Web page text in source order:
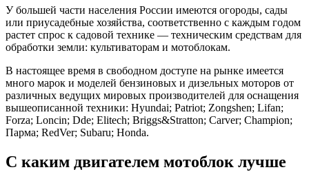
У большей части населения России имеются огороды, сады
или приусадебные хозяйства, соответственно с каждым годом
растет спрос к садовой технике — техническим средствам для
обработки земли: культиваторам и мотоблокам.
В настоящее время в свободном доступе на рынке имеется
много марок и моделей бензиновых и дизельных моторов от
различных ведущих мировых производителей для оснащения
вышеописанной техники: Hyundai; Patriot; Zongshen; Lifan;
Forza; Loncin; Dde; Elitech; Briggs&Stratton; Carver; Champion;
Парма; RedVer; Subaru; Honda.
С каким двигателем мотоблок лучше